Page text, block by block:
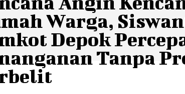
Warga,
Depok
Tanpa